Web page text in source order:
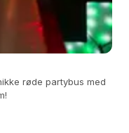
røde partybus med